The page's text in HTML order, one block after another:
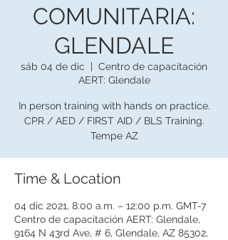
COMUNITARIA:
GLENDALE
sáb 04 de dic
  |
Centro de capacitación
AERT: Glendale
In person training with hands on practice.
CPR / AED / FIRST AID / BLS Training.
Tempe AZ
Time & Location
04 dic 2021, 8:00 a.m. – 12:00 p.m. GMT-7
Centro de capacitación AERT: Glendale,
9164 N 43rd Ave, # 6, Glendale, AZ 85302,